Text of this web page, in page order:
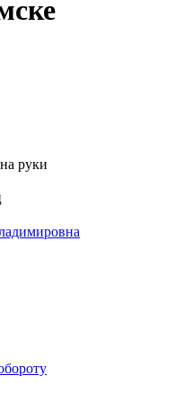
на руки